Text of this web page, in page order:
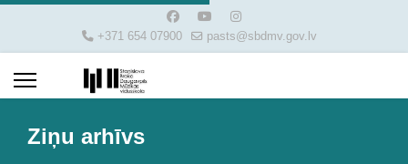
+371 654 07900 pasts@sbdmv.gov.lv
Ziņu arhīvs